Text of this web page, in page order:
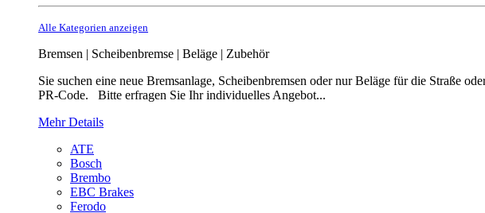
Alle Kategorien anzeigen
Bremsen | Scheibenbremse | Beläge | Zubehör
Sie suchen eine neue Bremsanlage, Scheibenbremsen oder nur Beläge für die Straße
PR-Code. Bitte erfragen Sie Ihr individuelles Angebot...
Mehr Details
ATE
Bosch
Brembo
EBC Brakes
Ferodo